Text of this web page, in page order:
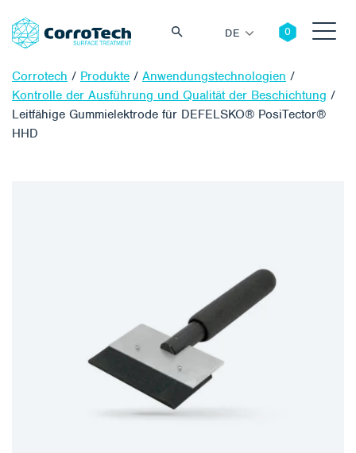
DE
Corrotech / Produkte / Anwendungstechnologien /
Kontrolle der Ausführung und Qualität der Beschichtung /
Leitfähige Gummielektrode für DEFELSKO® PosiTector®
HHD